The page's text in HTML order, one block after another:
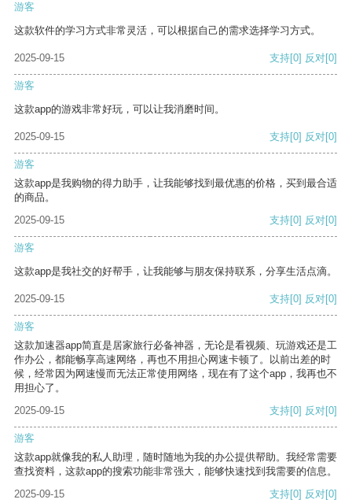
游客
这款软件的学习方式非常灵活，可以根据自己的需求选择学习方式。
2025-09-15 支持[0] 反对[0]
游客
这款app的游戏非常好玩，可以让我消磨时间。
2025-09-15 支持[0] 反对[0]
游客
这款app是我购物的得力助手，让我能够找到最优惠的价格，买到最合适
的商品。
2025-09-15
支持[0] 反对[0]
游客
这款app是我社交的好帮手，让我能够与朋友保持联系，分享生活点滴。
2025-09-15 支持[0] 反对[0]
游客
这款加速器app简直是居家旅行必备神器，无论是看视频、玩游戏还是工
作办公，都能畅享高速网络，再也不用担心网速卡顿了。以前出差的时
候，经常因为网速慢而无法正常使用网络，现在有了这个app，我再也不
用担心了。
2025-09-15
支持[0] 反对[0]
游客
这款app就像我的私人助理，随时随地为我的办公提供帮助。我经常需要
查找资料，这款app的搜索功能非常强大，能够快速找到我需要的信息。
2025-09-15
支持[0] 反对[0]